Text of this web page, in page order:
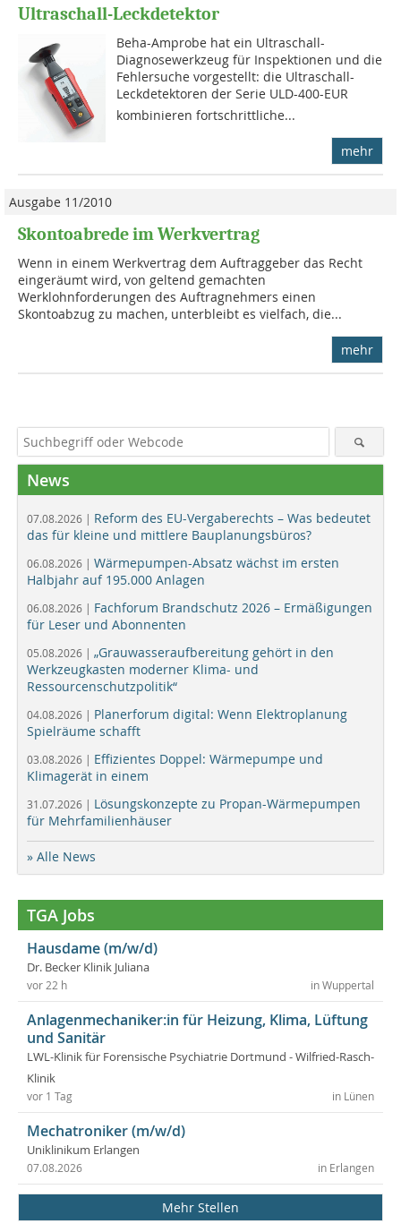
Ultraschall-Leckdetektor
Beha-Amprobe hat ein Ultraschall-
Diagnosewerkzeug für Inspektionen und die
Fehlersuche vorgestellt: die Ultraschall-
Leckdetektoren der Serie ULD-400-EUR
kombinieren fortschrittliche...
mehr
Ausgabe 11/2010
Skontoabrede im Werkvertrag
Wenn in einem Werkvertrag dem Auftraggeber das Recht
eingeräumt wird, von geltend gemachten
Werklohnforderungen des Auftragnehmers einen
Skontoabzug zu machen, unterbleibt es vielfach, die...
mehr
News
07.08.2026 | Reform des EU-Vergaberechts – Was bedeutet
das für kleine und mittlere Bauplanungsbüros?
06.08.2026 | Wärmepumpen-Absatz wächst im ersten
Halbjahr auf 195.000 Anlagen
06.08.2026 | Fachforum Brandschutz 2026 – Ermäßigungen
für Leser und Abonnenten
05.08.2026 | „Grauwasseraufbereitung gehört in den
Werkzeugkasten moderner Klima- und
Ressourcenschutzpolitik“
04.08.2026 | Planerforum digital: Wenn Elektroplanung
Spielräume schafft
03.08.2026 | Effizientes Doppel: Wärmepumpe und
Klimagerät in einem
31.07.2026 | Lösungskonzepte zu Propan-Wärmepumpen
für Mehrfamilienhäuser
» Alle News
TGA Jobs
Hausdame (m/w/d)
Dr. Becker Klinik Juliana
in Wuppertal
vor 22 h
Anlagenmechaniker:in für Heizung, Klima, Lüftung
und Sanitär
LWL-Klinik für Forensische Psychiatrie Dortmund - Wilfried-Rasch-
Klinik
in Lünen
vor 1 Tag
Mechatroniker (m/w/d)
Uniklinikum Erlangen
in Erlangen
07.08.2026
Mehr Stellen